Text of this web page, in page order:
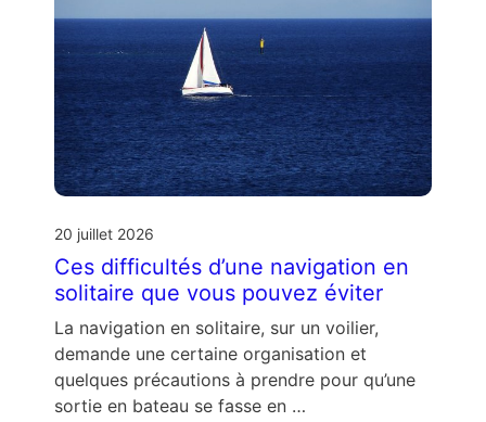
20 juillet 2026
Ces difficultés d’une navigation en
solitaire que vous pouvez éviter
La navigation en solitaire, sur un voilier,
demande une certaine organisation et
quelques précautions à prendre pour qu’une
sortie en bateau se fasse en …